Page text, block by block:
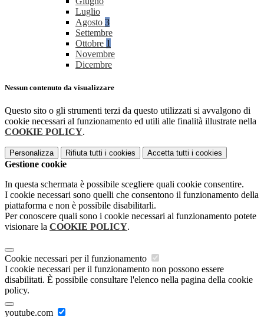
Luglio
Agosto 3
Settembre
Ottobre 1
Novembre
Dicembre
Nessun contenuto da visualizzare
Questo sito o gli strumenti terzi da questo utilizzati si avvalgono di
cookie necessari al funzionamento ed utili alle finalità illustrate nella
COOKIE POLICY.
Personalizza Rifiuta tutti i cookies Accetta tutti i cookies
Gestione cookie
In questa schermata è possibile scegliere quali cookie consentire.
I cookie necessari sono quelli che consentono il funzionamento della
piattaforma e non è possibile disabilitarli.
Per conoscere quali sono i cookie necessari al funzionamento potete
visionare la COOKIE POLICY.
Cookie necessari per il funzionamento
I cookie necessari per il funzionamento non possono essere
disabilitati. È possibile consultare l'elenco nella pagina della cookie
policy.
youtube.com